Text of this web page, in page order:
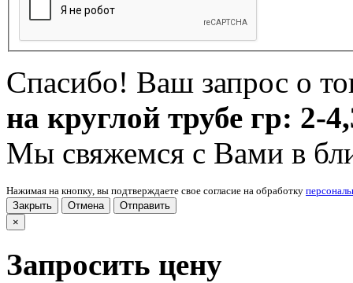
Спасибо! Ваш запрос о
на круглой трубе гр: 2-
Мы свяжемся с Вами в
Нажимая на кнопку, вы подтверждаете свое согласие на обработку
Закрыть
Отмена
Отправить
×
Запросить цену